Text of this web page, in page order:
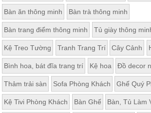
Đồng thời các góc bên cạnh mặt bàn sẽ
tạo cảm giác mềm mại, đúng với tính cách
chế được các va chạm mạnh trong suốt quá
Bàn ăn thông minh Bàn trà thông minh
Bàn trang điểm thông minh Tủ giày thông
Kệ Treo Tường Tranh Trang Trí Cây Cảnh
Bình hoa, bát đĩa trang trí Kệ hoa Đồ decor
Thảm trải sàn Sofa Phòng Khách Ghế Quý
Kệ Tivi Phòng Khách Bàn Ghế Bàn, Tủ Làm